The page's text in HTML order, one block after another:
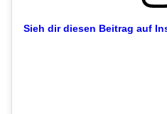
Sieh dir diesen Beitrag auf